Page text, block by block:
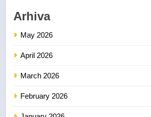
Arhiva
May 2026
April 2026
March 2026
February 2026